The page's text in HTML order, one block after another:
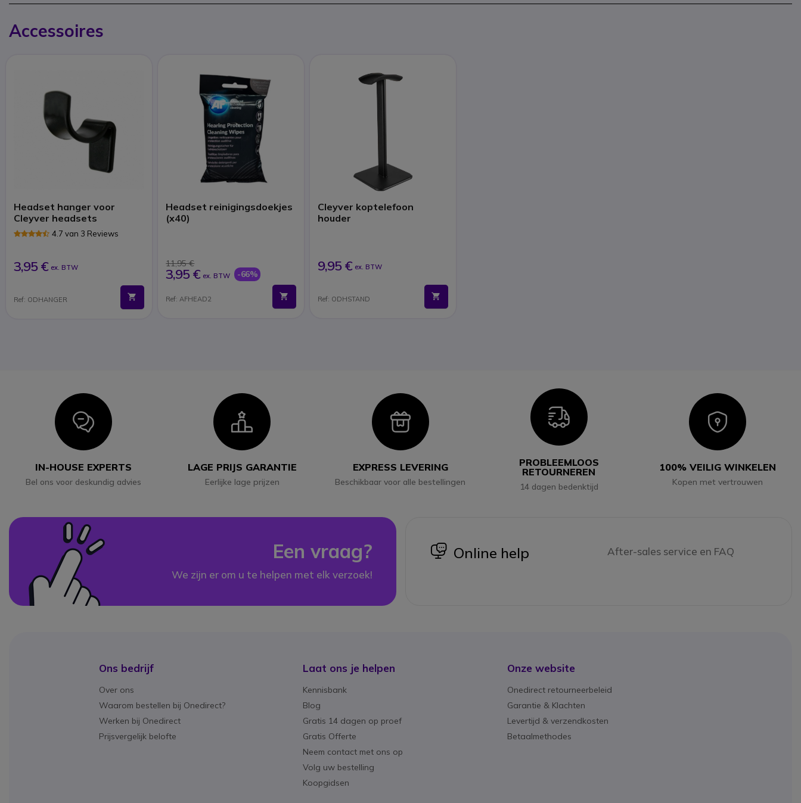
Accessoires
Headset hanger voor
Cleyver headsets
4.7 van 3 Reviews
3,95 € ex. BTW
Ref: ODHANGER
Headset reinigingsdoekjes
(x40)
11,95 €
3,95 € ex. BTW -66%
Ref: AFHEAD2
Cleyver koptelefoon
houder
9,95 € ex. BTW
Ref: ODHSTAND
Icon
IN-HOUSE EXPERTS
Bel ons voor deskundig advies
Icon
LAGE PRIJS GARANTIE
Eerlijke lage prijzen
Icon
EXPRESS LEVERING
Beschikbaar voor alle bestellingen
Icon
PROBLEEMLOOS
RETOURNEREN
14 dagen bedenktijd
Icon
100% VEILIG WINKELEN
Kopen met vertrouwen
Een vraag?
We zijn er om u te helpen met elk verzoek!
icon
Online help After-sales service en FAQ
Ons bedrijf
Over ons
Waarom bestellen bij Onedirect?
Werken bij Onedirect
Prijsvergelijk belofte
Laat ons je helpen
Kennisbank
Blog
Gratis 14 dagen op proef
Gratis Offerte
Neem contact met ons op
Volg uw bestelling
Koopgidsen
Onze website
Onedirect retourneerbeleid
Garantie & Klachten
Levertijd & verzendkosten
Betaalmethodes